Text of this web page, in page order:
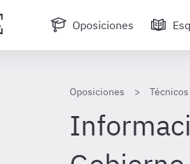
Oposiciones
Oposiciones